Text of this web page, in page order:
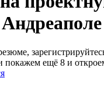
покажем ещё 8 и